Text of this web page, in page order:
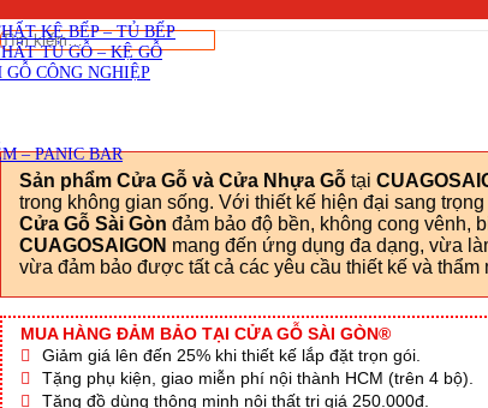
KỆ BẾP – TỦ BẾP
TỦ GỖ – KỆ GỖ
GỖ CÔNG NGHIỆP
– PANIC BAR
Tìm
kiếm:
Sản phẩm Cửa Gỗ và Cửa Nhựa Gỗ tại
trong không gian sống. Với thiết kế hiện đại sang
Cửa Gỗ Sài Gòn đảm bảo độ bền, không cong vênh,
CUAGOSAIGON mang đến ứng dụng đa dạng, vừa
vừa đảm bảo được tất cả các yêu cầu thiết kế và thẩm
MUA HÀNG ĐẢM BẢO TẠI CỬA GỖ SÀI GÒN®
Giảm giá lên đến 25% khi thiết kế lắp đặt trọn gói.
Tặng phụ kiện, giao miễn phí nội thành HCM (trên 4 bộ).
Tặng đồ dùng thông minh nội thất trị giá 250.000đ.